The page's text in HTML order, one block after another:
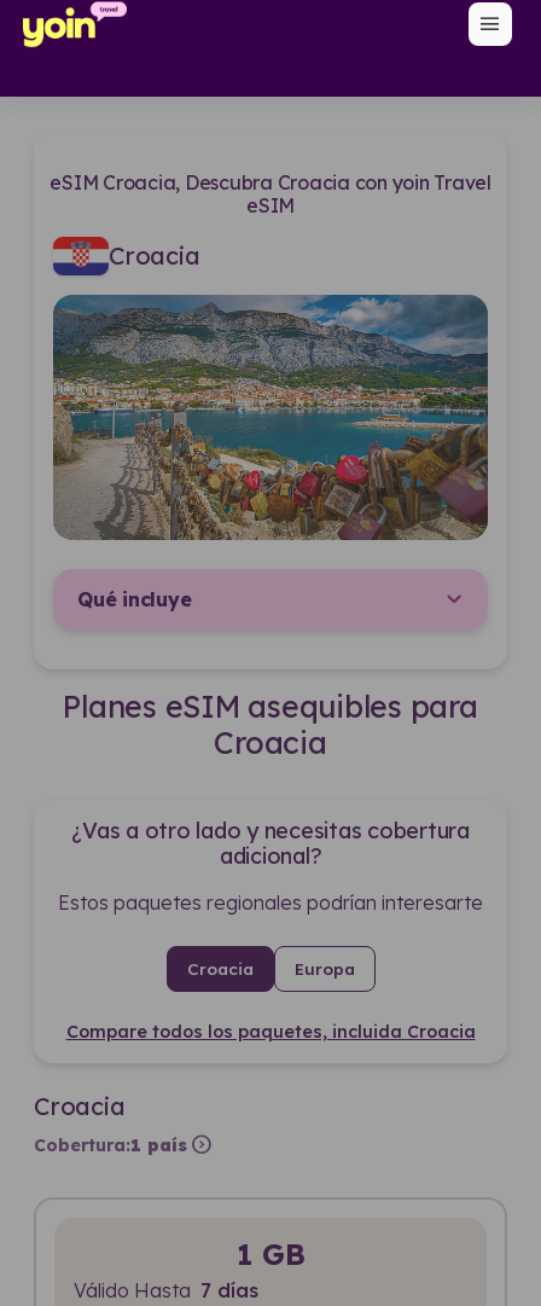
menu
eSIM Croacia, Descubra Croacia con yoin Travel
eSIM
Croacia
Qué incluye
Planes eSIM asequibles para
Croacia
¿Vas a otro lado y necesitas cobertura
adicional?
Estos paquetes regionales podrían interesarte
Croacia Europa
Compare todos los paquetes, incluida Croacia
Croacia
Cobertura:1 país expand_circle_right
1 GB
Válido Hasta 7 días